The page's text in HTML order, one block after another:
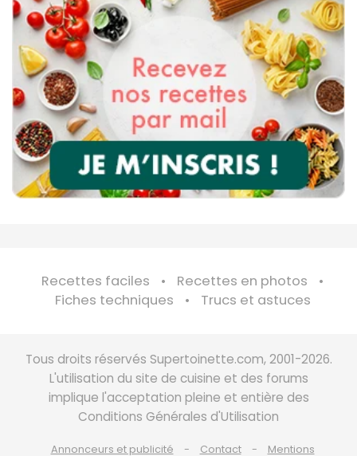
Recettes faciles
Recettes en photos
Fiches techniques
Trucs et astuces
Tous droits réservés Supertoinette.com, 2001-2026.
L'utilisation du site de cuisine et des forums
implique l'acceptation pleine et entière des
Conditions Générales d'Utilisation
Annonceurs et publicité Contact Mentions